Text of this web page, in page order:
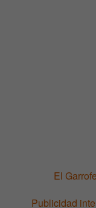
El
Publicidad